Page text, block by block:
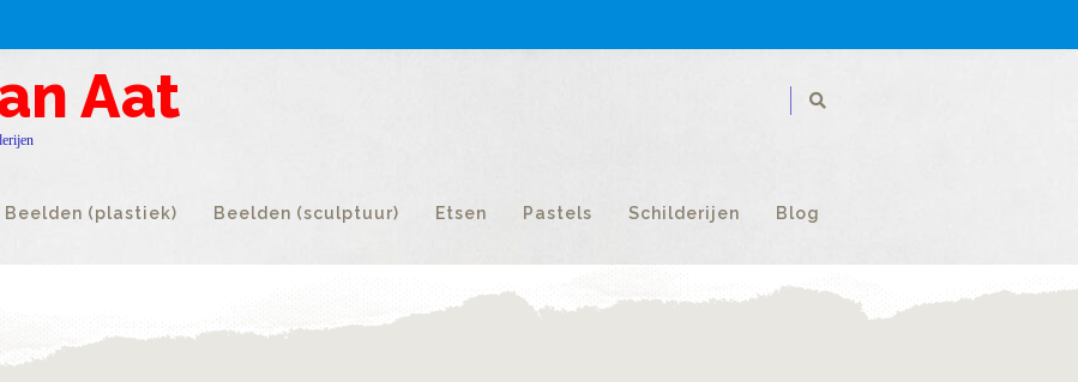
Aat
Beelden (plastiek) Beelden (sculptuur) Etsen Pastels Schilderijen Blog